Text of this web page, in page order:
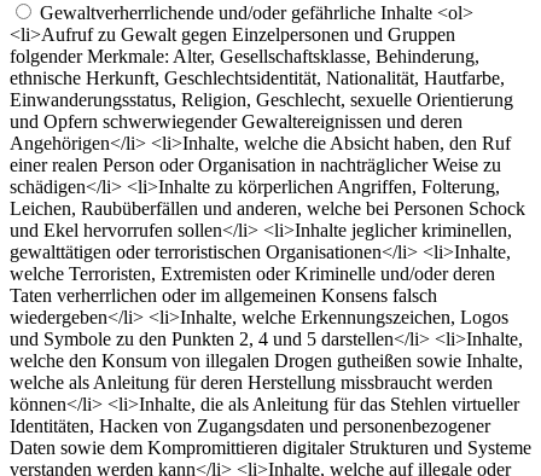
Gewaltverherrlichende und/oder gefährliche Inhalte <ol>
<li>Aufruf zu Gewalt gegen Einzelpersonen und Gruppen
folgender Merkmale: Alter, Gesellschaftsklasse, Behinderung,
ethnische Herkunft, Geschlechtsidentität, Nationalität, Hautfarbe,
Einwanderungsstatus, Religion, Geschlecht, sexuelle Orientierung
und Opfern schwerwiegender Gewaltereignissen und deren
Angehörigen</li> <li>Inhalte, welche die Absicht haben, den Ruf
einer realen Person oder Organisation in nachträglicher Weise zu
schädigen</li> <li>Inhalte zu körperlichen Angriffen, Folterung,
Leichen, Raubüberfällen und anderen, welche bei Personen Schock
und Ekel hervorrufen sollen</li> <li>Inhalte jeglicher kriminellen,
gewalttätigen oder terroristischen Organisationen</li> <li>Inhalte,
welche Terroristen, Extremisten oder Kriminelle und/oder deren
Taten verherrlichen oder im allgemeinen Konsens falsch
wiedergeben</li> <li>Inhalte, welche Erkennungszeichen, Logos
und Symbole zu den Punkten 2, 4 und 5 darstellen</li> <li>Inhalte,
welche den Konsum von illegalen Drogen gutheißen sowie Inhalte,
welche als Anleitung für deren Herstellung missbraucht werden
können</li> <li>Inhalte, die als Anleitung für das Stehlen virtueller
Identitäten, Hacken von Zugangsdaten und personenbezogener
Daten sowie dem Kompromittieren digitaler Strukturen und Systeme
verstanden werden kann</li> <li>Inhalte, welche auf illegale oder